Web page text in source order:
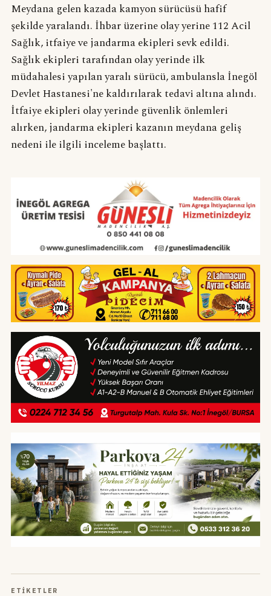
Meydana gelen kazada kamyon sürücüsü hafif
şekilde yaralandı. İhbar üzerine olay yerine 112 Acil
Sağlık, itfaiye ve jandarma ekipleri sevk edildi.
Sağlık ekipleri tarafından olay yerinde ilk
müdahalesi yapılan yaralı sürücü, ambulansla İnegöl
Devlet Hastanesi'ne kaldırılarak tedavi altına alındı.
İtfaiye ekipleri olay yerinde güvenlik önlemleri
alırken, jandarma ekipleri kazanın meydana geliş
nedeni ile ilgili inceleme başlattı.
ETIKETLER